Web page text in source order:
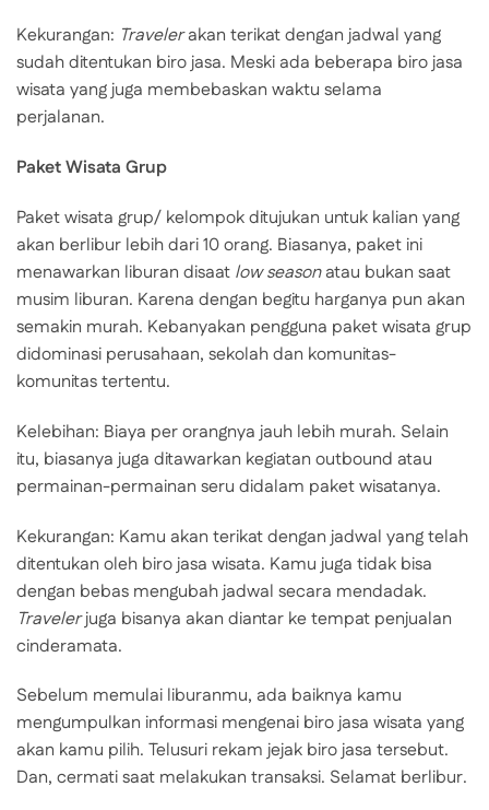
Kekurangan: Travelerakan terikat dengan jadwal yang
sudah ditentukan biro jasa. Meski ada beberapa biro jasa
wisata yang juga membebaskan waktu selama
perjalanan.
Paket Wisata Grup
Paket wisata grup/ kelompok ditujukan untuk kalian yang
akan berlibur lebih dari 10 orang. Biasanya, paket ini
menawarkan liburan disaat low seasonatau bukan saat
musim liburan. Karena dengan begitu harganya pun akan
semakin murah. Kebanyakan pengguna paket wisata grup
didominasi perusahaan, sekolah dan komunitas-
komunitas tertentu.
Kelebihan: Biaya per orangnya jauh lebih murah. Selain
itu, biasanya juga ditawarkan kegiatan outbound atau
permainan-permainan seru didalam paket wisatanya.
Kekurangan: Kamu akan terikat dengan jadwal yang telah
ditentukan oleh biro jasa wisata. Kamu juga tidak bisa
dengan bebas mengubah jadwal secara mendadak.
Travelerjuga bisanya akan diantar ke tempat penjualan
cinderamata.
Sebelum memulai liburanmu, ada baiknya kamu
mengumpulkan informasi mengenai biro jasa wisata yang
akan kamu pilih. Telusuri rekam jejak biro jasa tersebut.
Dan, cermati saat melakukan transaksi. Selamat berlibur.